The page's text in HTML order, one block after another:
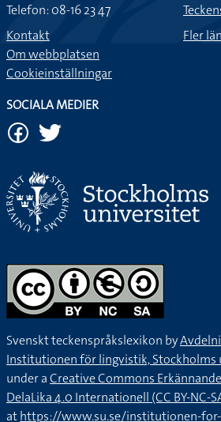
Telefon: 08-16 23 47
Kontakt
Om webbplatsen
Cookieinställningar
Fler
SOCIALA MEDIER
Svenskt teckenspråkslexikon by
Institutionen för lingvistik, Stockholms
under aCreative Commons
DelaLika 4.0 Internationell (CC BY-NC-
athttps://www.su.se/institutionen-